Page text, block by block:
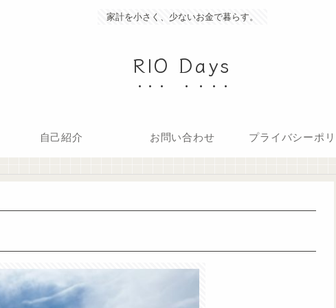
家計を小さく、少ないお金で暮らす。
RIO Days
自己紹介 お問い合わせ プライバシーポ